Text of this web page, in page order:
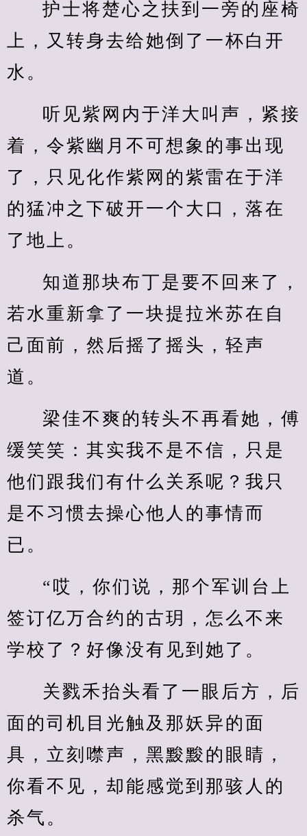
护士将楚心之扶到一旁的座椅
上，又转身去给她倒了一杯白开
水。
听见紫网内于洋大叫声，紧接
着，令紫幽月不可想象的事出现
了，只见化作紫网的紫雷在于洋
的猛冲之下破开一个大口，落在
了地上。
知道那块布丁是要不回来了，
若水重新拿了一块提拉米苏在自
己面前，然后摇了摇头，轻声
道。
梁佳不爽的转头不再看她，傅
缓笑笑：其实我不是不信，只是
他们跟我们有什么关系呢？我只
是不习惯去操心他人的事情而
已。
“哎，你们说，那个军训台上
签订亿万合约的古玥，怎么不来
学校了？好像没有见到她了。
关戮禾抬头看了一眼后方，后
面的司机目光触及那妖异的面
具，立刻噤声，黑黢黢的眼睛，
你看不见，却能感觉到那骇人的
杀气。